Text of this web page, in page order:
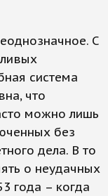
С
система
что
можно лишь
без
дела. В то
о неудачных
года – когда